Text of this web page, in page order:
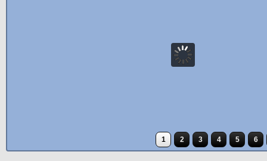
1 2 3 4 5 6